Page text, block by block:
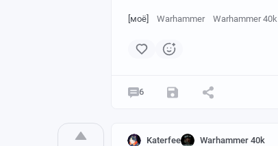
[моё] Warhammer Warhammer 40k
6
Katerfee Warhammer 40k